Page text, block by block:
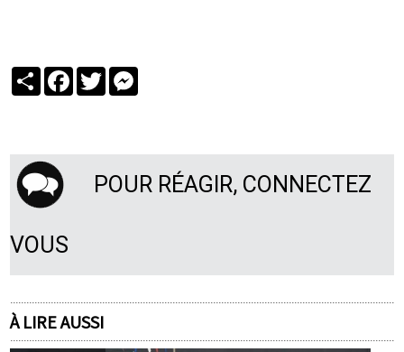
PartagerFacebook
Twitter
POUR RÉAGIR, CONNECTEZ
VOUS
À LIRE AUSSI